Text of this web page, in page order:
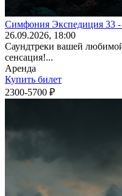
Симфония Экспедиция 33
26.09.2026, 18:00
Саундтреки вашей
сенсация!...
Аренда
Купить билет
2300-5700 ₽